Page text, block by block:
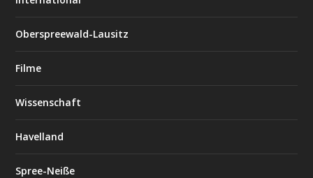
Oberspreewald-Lausitz
Filme
Wissenschaft
Havelland
Spree-Neiße